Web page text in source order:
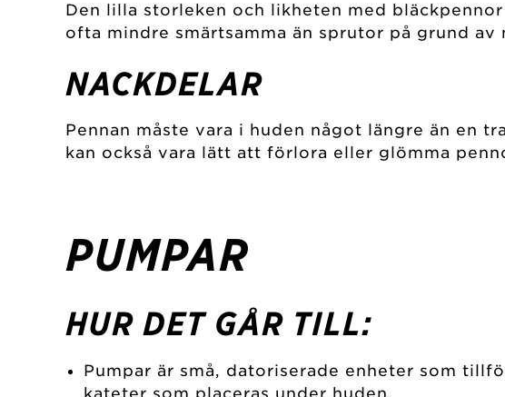
Den lilla storleken och likheten med
ofta mindre smärtsamma än sprutor på grund av
NACKDELAR
Pennan måste vara i huden något längre än en
kan också vara lätt att förlora eller glömma
PUMPAR
HUR DET GÅR TILL:
Pumpar är små, datoriserade enheter som
kateter som placeras under huden.